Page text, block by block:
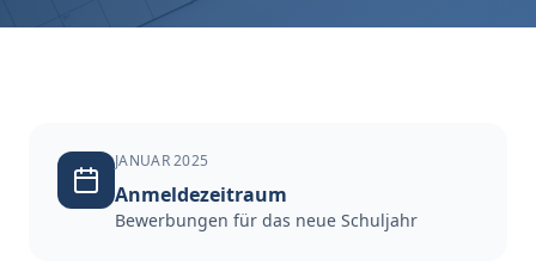
JANUAR 2025
Anmeldezeitraum
Bewerbungen für das neue Schuljahr